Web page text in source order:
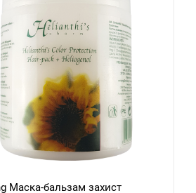
Маска-бальзам захист